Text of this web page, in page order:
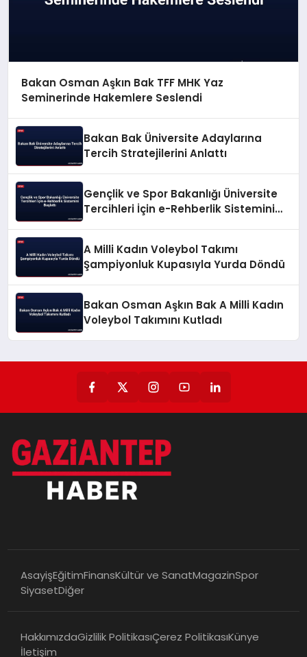
Bakan Osman Aşkın Bak TFF MHK Yaz
Seminerinde Hakemlere Seslendi
Bakan Bak Üniversite Adaylarına
Tercih Stratejilerini Anlattı
Gençlik ve Spor Bakanlığı Üniversite
Tercihleri İçin e-Rehberlik Sistemini
A Milli Kadın Voleybol Takımı
Şampiyonluk Kupasıyla Yurda Döndü
Bakan Osman Aşkın Bak A Milli Kadın
Voleybol Takımını Kutladı
AsayişEğitimFinansKültür ve SanatMagazinSpor
SiyasetDiğer
HakkımızdaGizlilik PolitikasıÇerez PolitikasıKünye
İletişim